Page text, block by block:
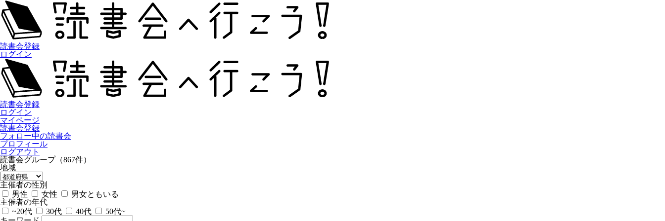
読書会登録
ログイン
読書会登録
ログイン
マイページ
読書会登録
フォロー中の読書会
プロフィール
ログアウト
読書会グループ（867件）
地域
主催者の性別
男性
女性
男女ともいる
主催者の年代
~20代
30代 40代
50代~